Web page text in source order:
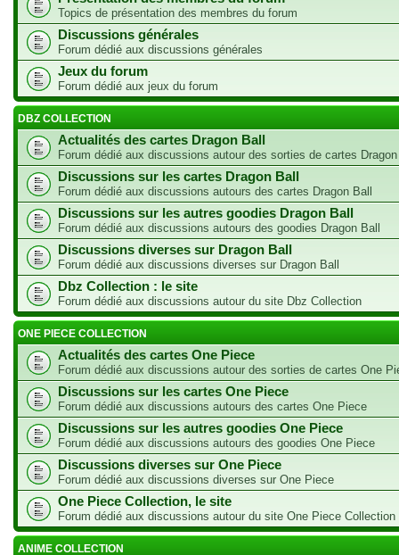
Topics de présentation des membres du forum
Discussions générales
Forum dédié aux discussions générales
Jeux du forum
Forum dédié aux jeux du forum
DBZ COLLECTION
Actualités des cartes Dragon Ball
Forum dédié aux discussions autour des sorties de cartes
Discussions sur les cartes Dragon Ball
Forum dédié aux discussions autours des cartes Dragon Ball
Discussions sur les autres goodies Dragon Ball
Forum dédié aux discussions autours des goodies Dragon Ball
Discussions diverses sur Dragon Ball
Forum dédié aux discussions diverses sur Dragon Ball
Dbz Collection : le site
Forum dédié aux discussions autour du site Dbz Collection
ONE PIECE COLLECTION
Actualités des cartes One Piece
Forum dédié aux discussions autour des sorties de cartes One
Discussions sur les cartes One Piece
Forum dédié aux discussions autours des cartes One Piece
Discussions sur les autres goodies One Piece
Forum dédié aux discussions autours des goodies One Piece
Discussions diverses sur One Piece
Forum dédié aux discussions diverses sur One Piece
One Piece Collection, le site
Forum dédié aux discussions autour du site One Piece Collection
ANIME COLLECTION